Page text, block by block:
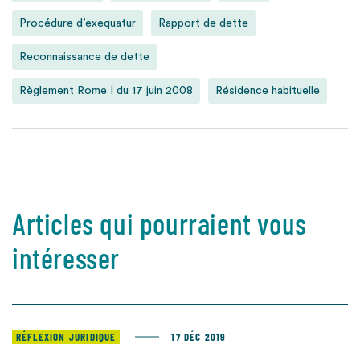
Procédure d’exequatur Rapport de dette
Reconnaissance de dette
Règlement Rome I du 17 juin 2008 Résidence habituelle
Articles qui pourraient vous
intéresser
RÉFLEXION JURIDIQUE 17 DÉC 2019